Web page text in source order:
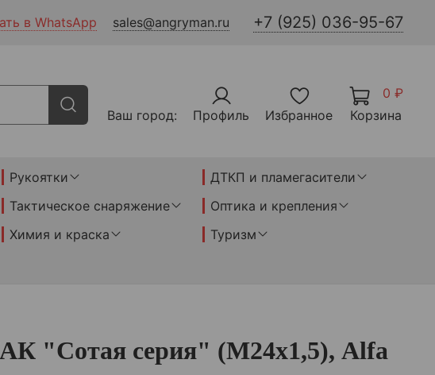
в WhatsApp sales@angryman.ru +7 (925) 036-95-67
Ваш город: Профиль Избранное
0 ₽
Корзина
Рукоятки
ДТКП и пламегасители
Тактическое снаряжение
Оптика и крепления
Химия и краска
Туризм
"Сотая серия" (М24х1,5), Alfa